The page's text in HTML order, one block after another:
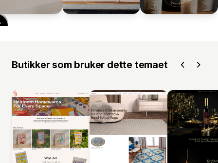
Butikker som bruker dette temaet